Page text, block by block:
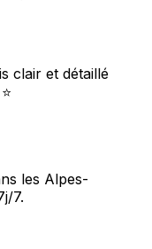
clair et détaillé
les Alpes-
7.